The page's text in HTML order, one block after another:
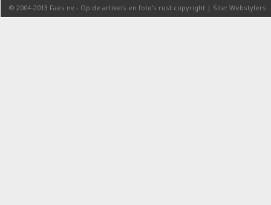
© 2004-2013 Faes nv - Op de artikels en foto’s rust copyright | Site: Webstylers